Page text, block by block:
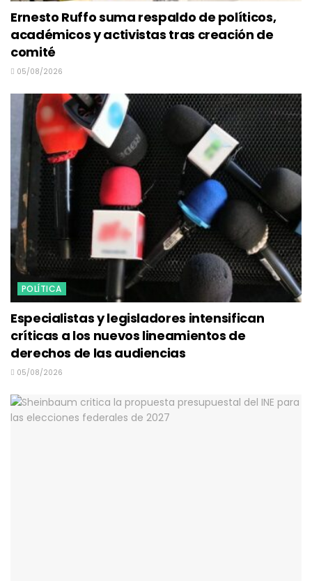
Ernesto Ruffo suma respaldo de políticos,
académicos y activistas tras creación de
comité
05/08/2026
POLÍTICA
Especialistas y legisladores intensifican
críticas a los nuevos lineamientos de
derechos de las audiencias
05/08/2026